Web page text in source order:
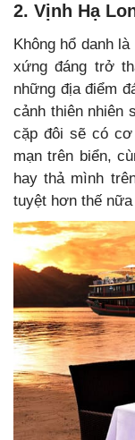
2. Vịnh Hạ
Không hổ danh
xứng đáng trở
những địa điểm
cảnh thiên nhiên
cặp đôi sẽ có
mạn trên biển,
hay thả mình
tuyệt hơn thế